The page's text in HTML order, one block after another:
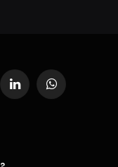
LinkedInWhatsApp